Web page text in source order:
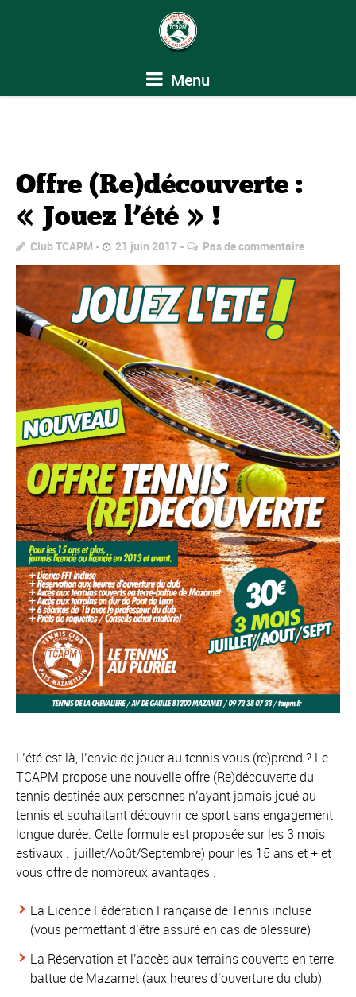
Menu
Offre (Re)découverte :
« Jouez l’été » !
Club TCAPM 21 juin 2017 Pas de commentaire
L’été est là, l’envie de jouer au tennis vous (re)prend ? Le
TCAPM propose une nouvelle offre (Re)découverte du
tennis destinée aux personnes n’ayant jamais joué au
tennis et souhaitant découvrir ce sport sans engagement
longue durée. Cette formule est proposée sur les 3 mois
estivaux : juillet/Août/Septembre) pour les 15 ans et + et
vous offre de nombreux avantages :
La Licence Fédération Française de Tennis incluse
(vous permettant d’être assuré en cas de blessure)
La Réservation et l’accès aux terrains couverts en terre-
battue de Mazamet (aux heures d’ouverture du club)